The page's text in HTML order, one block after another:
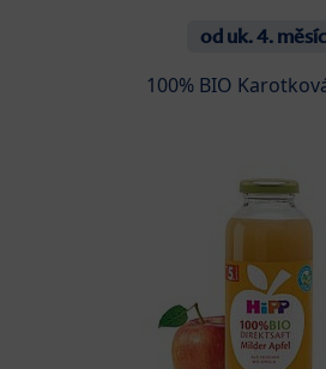
od uk. 4.
100% BIO